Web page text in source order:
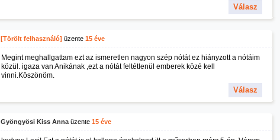
Válasz
[Törölt felhasználó] üzente 15 éve
Megint meghallgattam ezt az ismeretlen nagyon szép nótát ez hiányzott a nótáim
közül. igaza van Anikának ,ezt a nótát feltétlenül emberek közé kell
vinni.Köszönöm.
Válasz
Gyöngyösi Kiss Annaüzente 15 éve